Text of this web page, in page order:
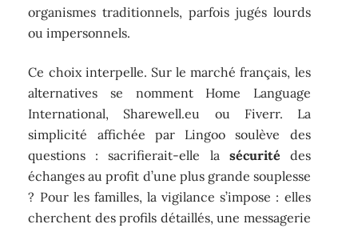
organismes traditionnels, parfois jugés lourds
ou impersonnels.
Ce choix interpelle. Sur le marché français, les
alternatives se nomment Home Language
International, Sharewell.eu ou Fiverr. La
simplicité affichée par Lingoo soulève des
questions : sacrifierait-elle la sécurité des
échanges au profit d’une plus grande souplesse
? Pour les familles, la vigilance s’impose : elles
cherchent des profils détaillés, une messagerie